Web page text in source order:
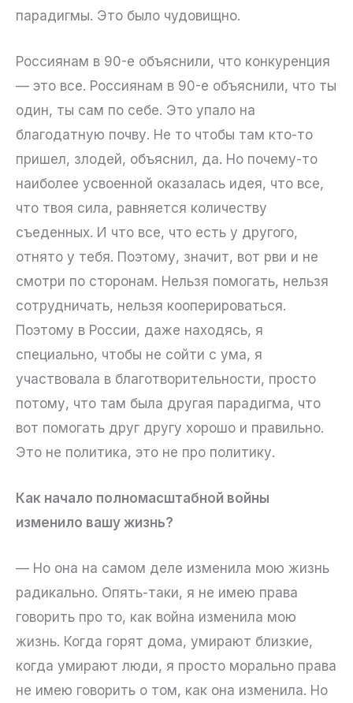
парадигмы. Это было чудовищно.
Россиянам в 90-е объяснили, что конкуренция
— это все. Россиянам в 90-е объяснили, что ты
один, ты сам по себе. Это упало на
благодатную почву. Не то чтобы там кто-то
пришел, злодей, объяснил, да. Но почему-то
наиболее усвоенной оказалась идея, что все,
что твоя сила, равняется количеству
съеденных. И что все, что есть у другого,
отнято у тебя. Поэтому, значит, вот рви и не
смотри по сторонам. Нельзя помогать, нельзя
сотрудничать, нельзя кооперироваться.
Поэтому в России, даже находясь, я
специально, чтобы не сойти с ума, я
участвовала в благотворительности, просто
потому, что там была другая парадигма, что
вот помогать друг другу хорошо и правильно.
Это не политика, это не про политику.
Как начало полномасштабной войны
изменило вашу жизнь?
— Но она на самом деле изменила мою жизнь
радикально. Опять-таки, я не имею права
говорить про то, как война изменила мою
жизнь. Когда горят дома, умирают близкие,
когда умирают люди, я просто морально права
не имею говорить о том, как она изменила. Но